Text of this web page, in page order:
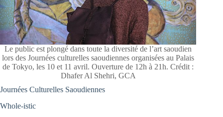
Le public est plongé dans toute la diversité de l’art saoudien
lors des Journées culturelles saoudiennes organisées au Palais
de Tokyo, les 10 et 11 avril. Ouverture de 12h à 21h. Crédit :
Dhafer Al Shehri, GCA
Journées Culturelles Saoudiennes
Whole-istic